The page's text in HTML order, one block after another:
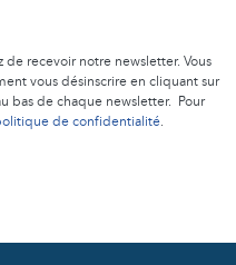
de recevoir notre newsletter. Vous
vous désinscrire en cliquant sur
bas de chaque newsletter. Pour
de confidentialité.